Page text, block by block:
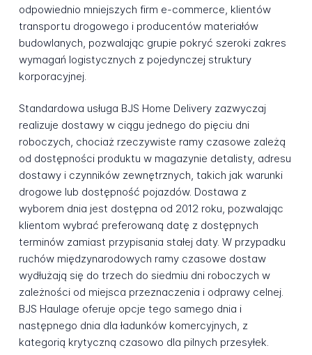
odpowiednio mniejszych firm e-commerce, klientów
transportu drogowego i producentów materiałów
budowlanych, pozwalając grupie pokryć szeroki zakres
wymagań logistycznych z pojedynczej struktury
korporacyjnej.
Standardowa usługa BJS Home Delivery zazwyczaj
realizuje dostawy w ciągu jednego do pięciu dni
roboczych, chociaż rzeczywiste ramy czasowe zależą
od dostępności produktu w magazynie detalisty, adresu
dostawy i czynników zewnętrznych, takich jak warunki
drogowe lub dostępność pojazdów. Dostawa z
wyborem dnia jest dostępna od 2012 roku, pozwalając
klientom wybrać preferowaną datę z dostępnych
terminów zamiast przypisania stałej daty. W przypadku
ruchów międzynarodowych ramy czasowe dostaw
wydłużają się do trzech do siedmiu dni roboczych w
zależności od miejsca przeznaczenia i odprawy celnej.
BJS Haulage oferuje opcje tego samego dnia i
następnego dnia dla ładunków komercyjnych, z
kategorią krytyczną czasowo dla pilnych przesyłek.